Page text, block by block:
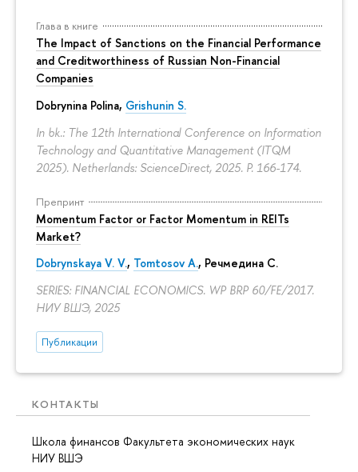
Глава в книге
The Impact of Sanctions on the Financial Performance
and Creditworthiness of Russian Non-Financial
Companies
Dobrynina Polina, Grishunin S.
In bk.: The 12th International Conference on Information
Technology and Quantitative Management (ITQM
2025). Netherlands: ScienceDirect, 2025. P. 166-174.
Препринт
Momentum Factor or Factor Momentum in REITs
Market?
Dobrynskaya V. V., Tomtosov A., Речмедина С.
SERIES: FINANCIAL ECONOMICS. WP BRP 60/FE/2017.
НИУ ВШЭ, 2025
Публикации
КОНТАКТЫ
Школа финансов Факультета экономических наук
НИУ ВШЭ